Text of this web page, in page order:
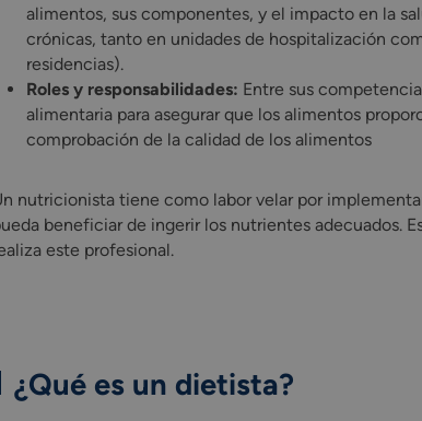
alimentos, sus componentes, y el impacto en la
crónicas, tanto en unidades de hospitalización
residencias).
Roles y responsabilidades: Entre sus
alimentaria para asegurar que los alimentos
comprobación de la calidad de los alimentos
nutricionista tiene como labor velar por
beneficiar de ingerir los nutrientes adecuados.
este profesional.
¿Qué es un dietista?